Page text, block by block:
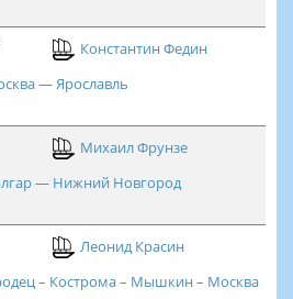
Константин Федин
— Ярославль
Михаил Фрунзе
— Нижний Новгород
Леонид Красин
– Кострома – Мышкин – Москва